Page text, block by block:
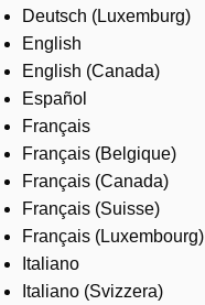
Contact us
Careers
Deutsch (Luxemburg)
English
English (Canada)
Español
Français
Français (Belgique)
Français (Canada)
Français (Suisse)
Français (Luxembourg)
Italiano
Italiano (Svizzera)